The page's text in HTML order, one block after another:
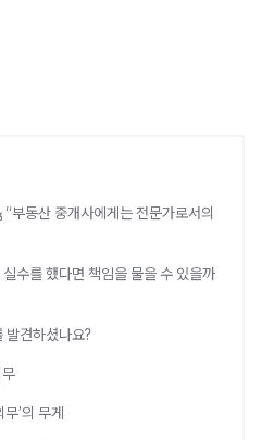
부동산 중개사에게는 전문가로서의
수를 했다면 책임을 물을 수 있을까
발견하셨나요?
’의 무게